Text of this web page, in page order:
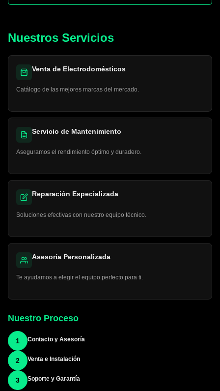
Nuestros Servicios
Venta de Electrodomésticos
Catálogo de las mejores marcas del mercado.
Servicio de Mantenimiento
Aseguramos el rendimiento óptimo y duradero.
Reparación Especializada
Soluciones efectivas con nuestro equipo técnico.
Asesoría Personalizada
Te ayudamos a elegir el equipo perfecto para ti.
Nuestro Proceso
1 Contacto y Asesoría
2 Venta e Instalación
3 Soporte y Garantía